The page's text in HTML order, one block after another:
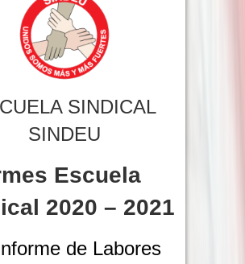
SINDICAL
SINDEU
Escuela
2020 – 2021
de Labores